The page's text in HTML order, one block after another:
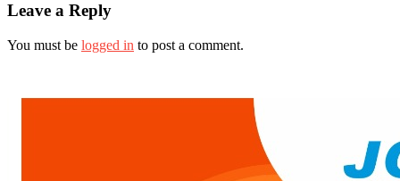
Leave a Reply
You must be logged in to post a comment.